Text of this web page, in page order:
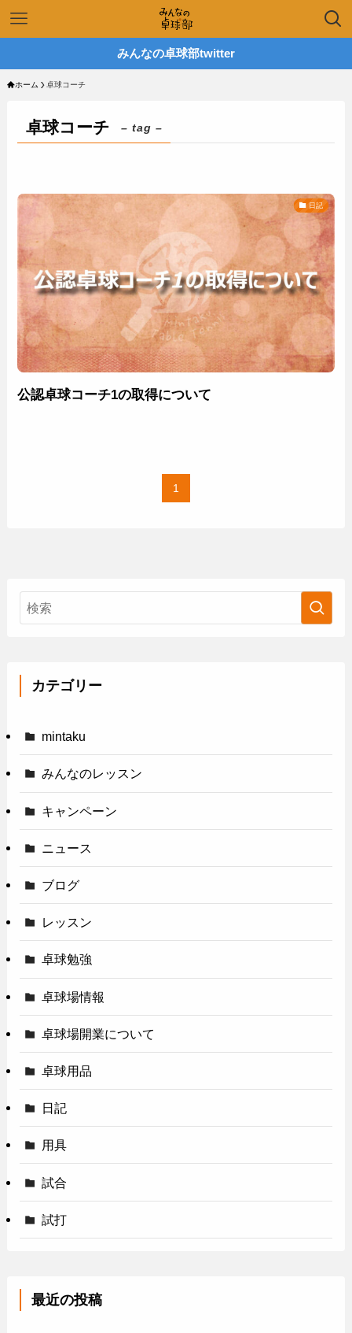
みんなの卓球部twitter
ホーム 卓球コーチ
卓球コーチ – tag –
日記
公認卓球コーチ1の取得について
1
カテゴリー
mintaku
みんなのレッスン
キャンペーン
ニュース
ブログ
レッスン
卓球勉強
卓球場情報
卓球場開業について
卓球用品
日記
用具
試合
試打
最近の投稿